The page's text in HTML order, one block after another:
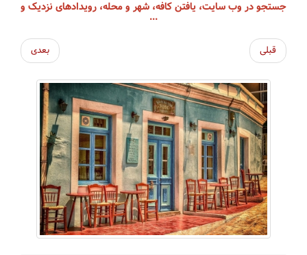
جستجو در وب سایت، یافتن کافه، شهر و محله، رویداد‌های نزدیک و
...
قبلی بعدی